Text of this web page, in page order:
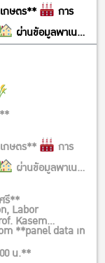
กษตร**
การ
ผ่านข้อมูลพาเนล
from **panel
กษตร**
การ
ผ่านข้อมูลพาเนล
Labor
**panel data in
รี**
Kasem
น.**